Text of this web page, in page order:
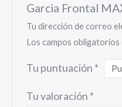
Garcia Frontal
Tu dirección de correo
Los campos
Tu puntuación *
Tu valoración *